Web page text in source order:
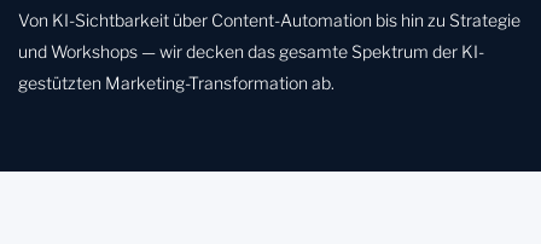
Von KI-Sichtbarkeit über Content-Automation bis hin zu Strategie
und Workshops — wir decken das gesamte Spektrum der KI-
gestützten Marketing-Transformation ab.